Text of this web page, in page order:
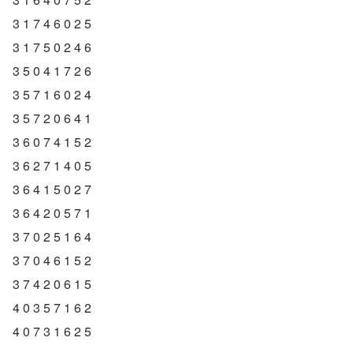
3 1 7 4 6 0 2 5
3 1 7 5 0 2 4 6
3 5 0 4 1 7 2 6
3 5 7 1 6 0 2 4
3 5 7 2 0 6 4 1
3 6 0 7 4 1 5 2
3 6 2 7 1 4 0 5
3 6 4 1 5 0 2 7
3 6 4 2 0 5 7 1
3 7 0 2 5 1 6 4
3 7 0 4 6 1 5 2
3 7 4 2 0 6 1 5
4 0 3 5 7 1 6 2
4 0 7 3 1 6 2 5